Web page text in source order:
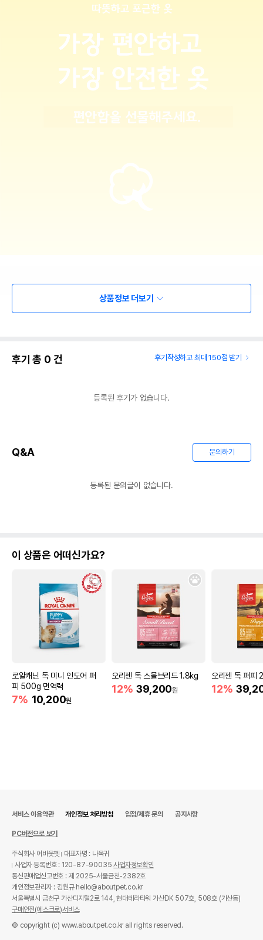
상품정보 더보기
후기 총 0 건 후기작성하고 최대 150점 받기
등록된 후기가 없습니다.
Q&A 문의하기
등록된 문의글이 없습니다.
이 상품은 어떠신가요?
로얄캐닌 독 미니 인도어 퍼
피 500g 면역력
7% 10,200원
오리젠 독 스몰브리드 1.8kg
12% 39,200원
오리젠 독 퍼피
12%
서비스 이용약관 개인정보 처리방침 입점/제휴 문의 공지사항
PC버전으로 보기
주식회사 어바웃펫
대표자명 : 나옥귀
사업자 등록번호 : 120-87-90035사업자정보확인
통신판매업신고번호 : 제 2025-서울금천-2382호
개인정보관리자 : 김원규 hello@aboutpet.co.kr
서울특별시 금천구 가산디지털2로 144, 현대테라타워 가산DK 507호, 508호 (가산동)
구매안전(에스크로)서비스
© copyright (c) www.aboutpet.co.kr all rights reserved.